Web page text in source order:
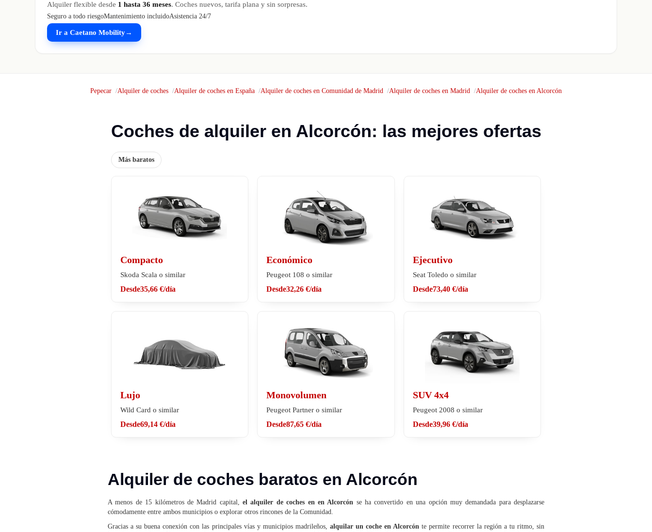
Alquiler flexible desde 1 hasta 36 meses. Coches nuevos, tarifa plana y sin sorpresas.
Seguro a todo riesgoMantenimiento incluidoAsistencia 24/7
Ir a Caetano Mobility→
Pepecar Alquiler de coches Alquiler de coches en España Alquiler de coches en Comunidad de Madrid Alquiler de coches en Madrid Alquiler de coches en Alcorcón
Coches de alquiler en Alcorcón: las mejores ofertas
Más baratos
Compacto
Skoda Scala o similar
Desde35,66 €/día
Económico
Peugeot 108 o similar
Desde32,26 €/día
Ejecutivo
Seat Toledo o similar
Desde73,40 €/día
Lujo
Wild Card o similar
Desde69,14 €/día
Monovolumen
Peugeot Partner o similar
Desde87,65 €/día
SUV 4x4
Peugeot 2008 o similar
Desde39,96 €/día
Alquiler de coches baratos en Alcorcón
A menos de 15 kilómetros de Madrid capital, el alquiler de coches en en Alcorcón se ha convertido en una opción muy demandada para desplazarse
cómodamente entre ambos municipios o explorar otros rincones de la Comunidad.
Gracias a su buena conexión con las principales vías y municipios madrileños, alquilar un coche en Alcorcón te permite recorrer la región a tu ritmo, sin